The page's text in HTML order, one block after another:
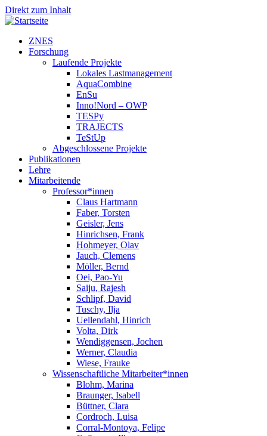
Direkt zum Inhalt
ZNES
Forschung
Laufende Projekte
Lokales Lastmanagement
AquaCombine
EnSu
Inno!Nord – OWP
TESPy
TRAJECTS
TeStUp
Abgeschlossene Projekte
Publikationen
Lehre
Mitarbeitende
Professor*innen
Claus Hartmann
Faber, Torsten
Geisler, Jens
Hinrichsen, Frank
Hohmeyer, Olav
Jauch, Clemens
Möller, Bernd
Oei, Pao-Yu
Saiju, Rajesh
Schlipf, David
Tuschy, Ilja
Uellendahl, Hinrich
Volta, Dirk
Wendiggensen, Jochen
Werner, Claudia
Wiese, Frauke
Wissenschaftliche Mitarbeiter*innen
Blohm, Marina
Braunger, Isabell
Büttner, Clara
Cordroch, Luisa
Corral-Montoya, Felipe